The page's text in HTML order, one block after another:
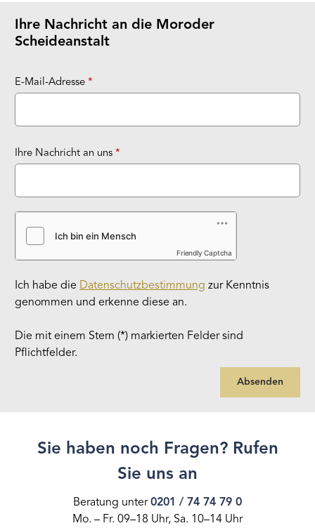
den jeweils aktuellen
Tagespreisen. FAZIT:
Ihre Nachricht an die Moroder
Scheideanstalt
E-Mail-Adresse *
Ihre Nachricht an uns *
Friendly Captcha
Ich habe die Datenschutzbestimmung zur Kenntnis
genommen und erkenne diese an.
Die mit einem Stern (*) markierten Felder sind
Pflichtfelder.
Absenden
Sie haben noch Fragen? Rufen
Sie uns an
Beratung unter0201 / 74 74 79 0
Mo. – Fr. 09–18 Uhr, Sa. 10–14 Uhr